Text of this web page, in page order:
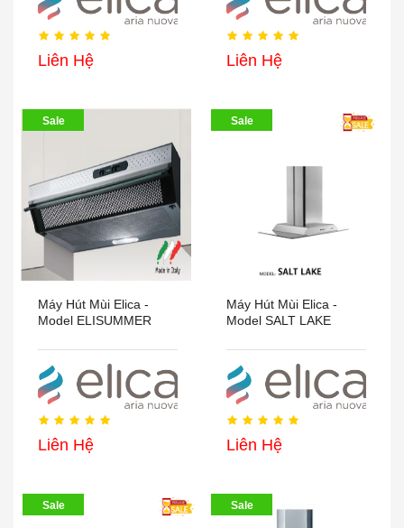
Liên Hệ Liên Hệ
Sale
Máy Hút Mùi Elica -
Model ELISUMMER
Liên Hệ
Sale
Máy Hút Mùi Elica -
Model SALT LAKE
Liên Hệ
Sale Sale